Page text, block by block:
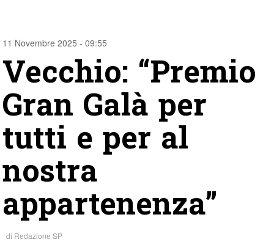
11 Novembre 2025 - 09:55
Vecchio: “Premio
Gran Galà per
tutti e per al
nostra
appartenenza”
di Redazione SP